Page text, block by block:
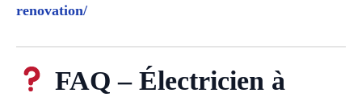
renovation/
FAQ – Électricien à